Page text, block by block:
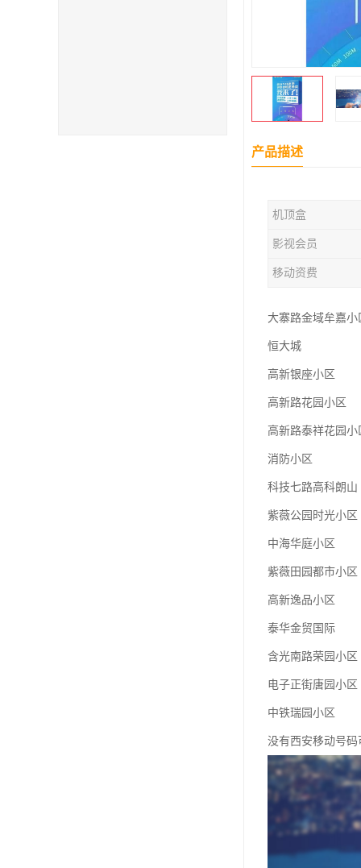
产品描述
机顶盒
影视会员
移动资费
大寨路金域牟嘉小
恒大城
高新银座小区
高新路花园小区
高新路泰祥花园小
消防小区
科技七路高科朗山
紫薇公园时光小区
中海华庭小区
紫薇田园都市小区
高新逸品小区
泰华金贸国际
含光南路荣园小区
电子正街唐园小区
中铁瑞园小区
没有西安移动号码